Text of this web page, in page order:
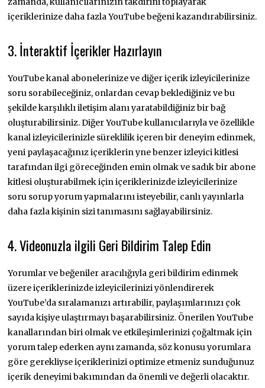
içeriklerinize daha fazla YouTube beğeni kazandırabilirsiniz.
3. İnteraktif İçerikler Hazırlayın
YouTube kanal abonelerinize ve diğer içerik izleyicilerinize
soru sorabileceğiniz, onlardan cevap beklediğiniz ve bu
şekilde karşılıklı iletişim alanı yaratabildiğiniz bir bağ
oluşturabilirsiniz. Diğer YouTube kullanıcılarıyla ve özellikle
kanal izleyicilerinizle süreklilik içeren bir deneyim edinmek,
yeni paylaşacağınız içeriklerin yne benzer izleyici kitlesi
tarafından ilgi göreceğinden emin olmak ve sadık bir abone
kitlesi oluşturabilmek için içeriklerinizde izleyicilerinize
soru sorup yorum yapmalarını isteyebilir, canlı yayınlarla
daha fazla kişinin sizi tanımasını sağlayabilirsiniz.
4.Videonuzla ilgili Geri Bildirim Talep Edin
Yorumlar ve beğeniler aracılığıyla geri bildirim edinmek
üzere içeriklerinizde izleyicilerinizi yönlendirerek
YouTube’da sıralamanızı artırabilir, paylaşımlarınızı çok
sayıda kişiye ulaştırmayı başarabilirsiniz. Önerilen YouTube
kanallarından biri olmak ve etkileşimlerinizi çoğaltmak için
yorum talep ederken aynı zamanda, söz konusu yorumlara
göre gerekliyse içeriklerinizi optimize etmeniz sunduğunuz
içerik deneyimi bakımından da önemli ve değerli olacaktır.